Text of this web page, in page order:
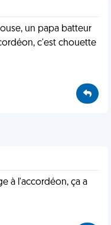
un papa batteur
c'est chouette
à l'accordéon, ça a